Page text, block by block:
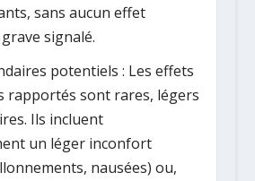
sans aucun effet
signalé.
potentiels : Les effets
rapportés sont rares, légers
Ils incluent
un léger inconfort
nausées) ou,